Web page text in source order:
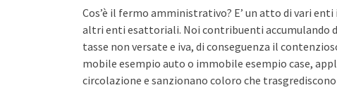
Cos’è il fermo amministrativo? E’ un atto di vari
altri enti esattoriali. Noi contribuenti accumulando
tasse non versate e iva, di conseguenza il
mobile esempio auto o immobile esempio case,
circolazione e sanzionano coloro che